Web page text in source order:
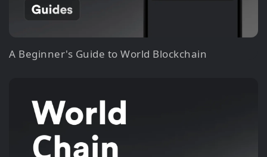
A Beginner's Guide to World Blockchain